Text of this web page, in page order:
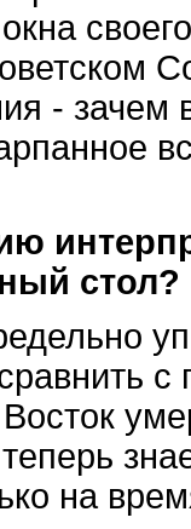
-
стол?
на